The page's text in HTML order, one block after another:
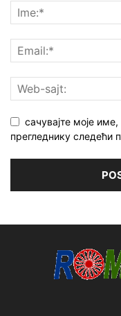
сачувајте моје
прегледнику следећи